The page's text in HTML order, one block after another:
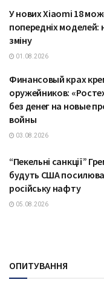
У нових Xiaomi 18
попередніх моделей:
зміну
01.08.2026
Финансовый крах
оружейников:
без денег на новые
войны
03.08.2026
“Пекельні санкції”
будуть США
російську нафту
05.08.2026
ОПИТУВАННЯ